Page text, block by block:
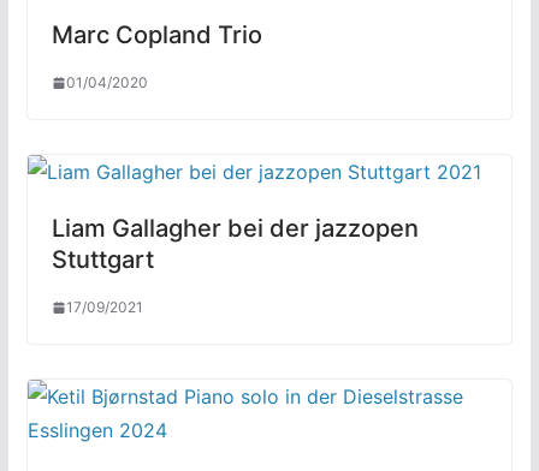
Marc Copland Trio
01/04/2020
Liam Gallagher bei der jazzopen
Stuttgart
17/09/2021